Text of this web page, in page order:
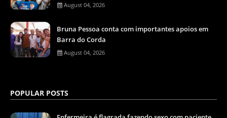
August 04, 2026
Bruna Pessoa conta com importantes apoios em
Barra do Corda
August 04, 2026
POPULAR POSTS